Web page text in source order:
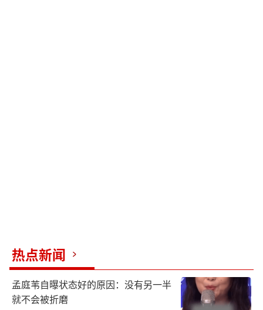
热点新闻
孟庭苇自曝状态好的原因：没有另一半
就不会被折磨